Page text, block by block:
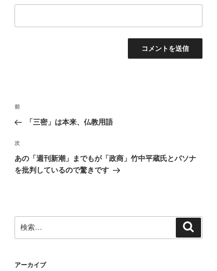
投
ナ
ビ
ゲ
ー
前
の
稿
前
「三密」は本来、仏教用語
次
の
投
次
あの「週刊新潮」までもが「政商」竹中平蔵氏とパソナ
を批判しているので驚きです
索:
アーカイブ